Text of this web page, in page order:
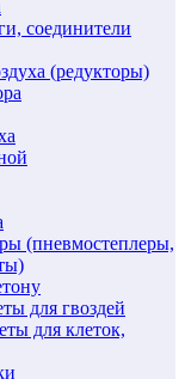
соединители
(редукторы)
(пневмостеплеры,
для гвоздей
для клеток,